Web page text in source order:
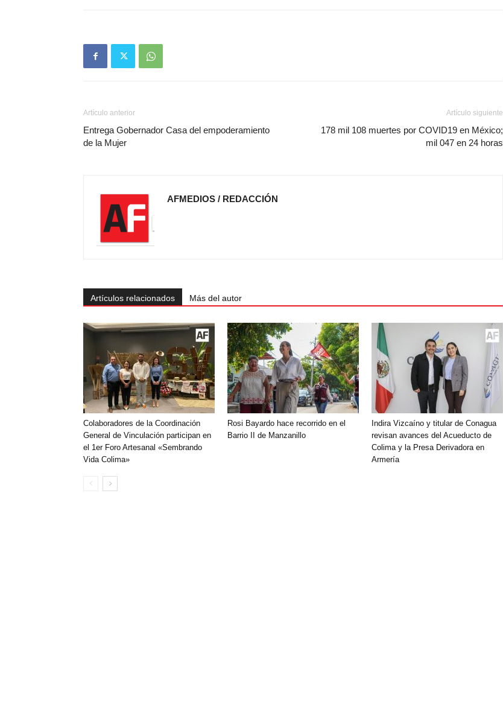
Artículo anterior
Entrega Gobernador Casa del empoderamiento
de la Mujer
Artículo siguiente
178 mil 108 muertes por COVID19 en México;
mil 047 en 24 horas
AFMEDIOS / REDACCIÓN
Artículos relacionados Más del autor
Colaboradores de la Coordinación
General de Vinculación participan en
el 1er Foro Artesanal «Sembrando
Vida Colima»
Rosi Bayardo hace recorrido en el
Barrio II de Manzanillo
Indira Vizcaíno y titular de Conagua
revisan avances del Acueducto de
Colima y la Presa Derivadora en
Armería